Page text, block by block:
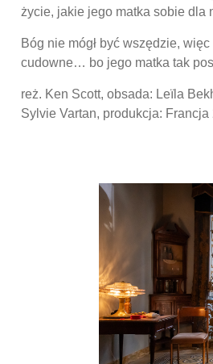
życie, jakie jego matka sobie dla
Bóg nie mógł być wszędzie,
cudowne… bo jego matka tak
reż. Ken Scott, obsada: Leïla
Sylvie Vartan, produkcja: